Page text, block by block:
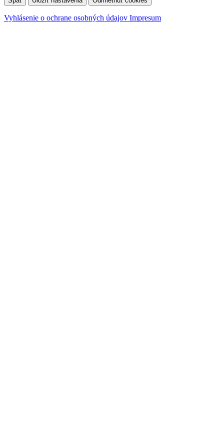
Vyhlásenie o ochrane osobných údajov Impresum